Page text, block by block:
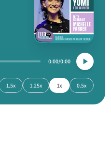
0:00
0:00
0.5x
1x
1.25x
1.5x